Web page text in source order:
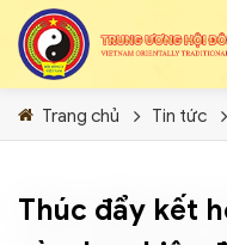
Trang chủ Tin tức
Thúc đẩy kết